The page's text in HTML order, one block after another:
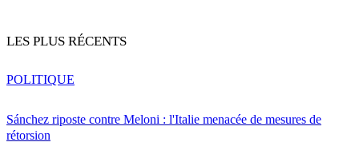
LES PLUS RÉCENTS
Sánchez riposte contre Meloni : l'Italie menacée de mesures de
rétorsion
POLITIQUE